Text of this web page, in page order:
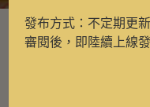
發布方式：不定期更
審閱後，即陸續上線發